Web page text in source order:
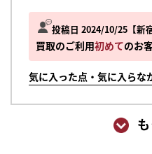
投稿日 2024/10/25 新
買取のご利用初めてのお
気に入った点・気に入らな